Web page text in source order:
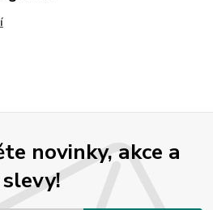
novinky, akce a
slevy!